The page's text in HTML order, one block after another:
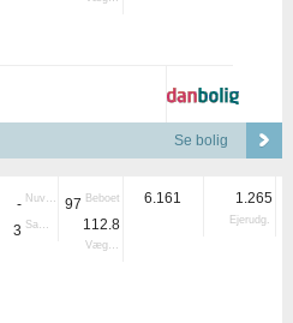
Se bolig
- Nuvær.
3 Samlet
97 Beboet
112.8
Vægtet
6.161 1.265
Ejerudg.